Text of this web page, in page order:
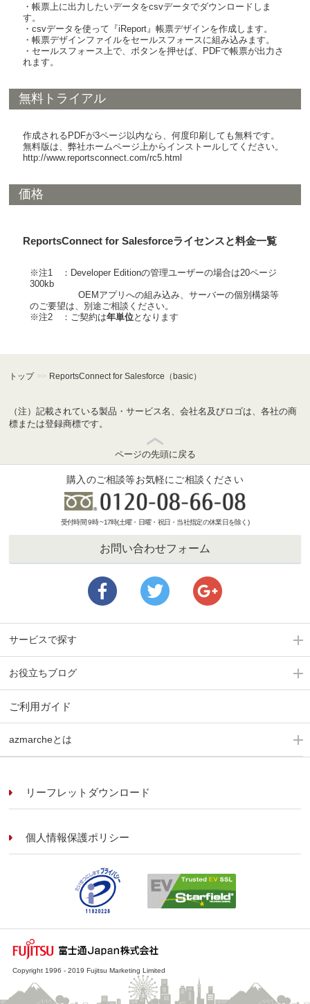
・帳票上に出力したいデータをcsvデータでダウンロードしま
す。
・csvデータを使って『iReport』帳票デザインを作成します。
・帳票デザインファイルをセールスフォースに組み込みます。
・セールスフォース上で、ボタンを押せば、PDFで帳票が出力さ
れます。
無料トライアル
作成されるPDFが3ページ以内なら、何度印刷しても無料です。
無料版は、弊社ホームページ上からインストールしてください。
http://www.reportsconnect.com/rc5.html
価格
ReportsConnect for Salesforceライセンスと料金一覧
※注1 ：Developer Editionの管理ユーザーの場合は20ページ
300kb
OEMアプリへの組み込み、サーバーの個別構築等
のご要望は、別途ご相談ください。
※注2 ：ご契約は年単位となります
トップ >> ReportsConnect for Salesforce（basic）
（注）記載されている製品・サービス名、会社名及びロゴは、各社の商
標または登録商標です。
ページの先頭に戻る
購入のご相談等お気軽にご相談ください
受付時間 9時 ~17時(土曜・日曜・祝日・当社指定の休業日を除く)
お問い合わせフォーム
サービスで探す
お役立ちブログ
ご利用ガイド
azmarcheとは
リーフレットダウンロード
個人情報保護ポリシー
Copyright 1996 - 2019 Fujitsu Marketing Limited